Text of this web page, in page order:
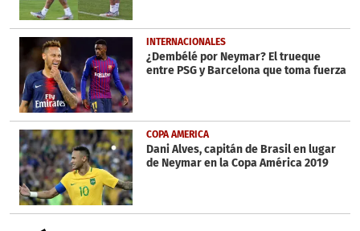
INTERNACIONALES
¿Dembélé por Neymar? El trueque
entre PSG y Barcelona que toma fuerza
COPA AMERICA
Dani Alves, capitán de Brasil en lugar
de Neymar en la Copa América 2019